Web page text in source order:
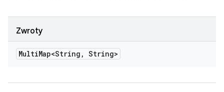
Zwroty
MultiMap<String , String>